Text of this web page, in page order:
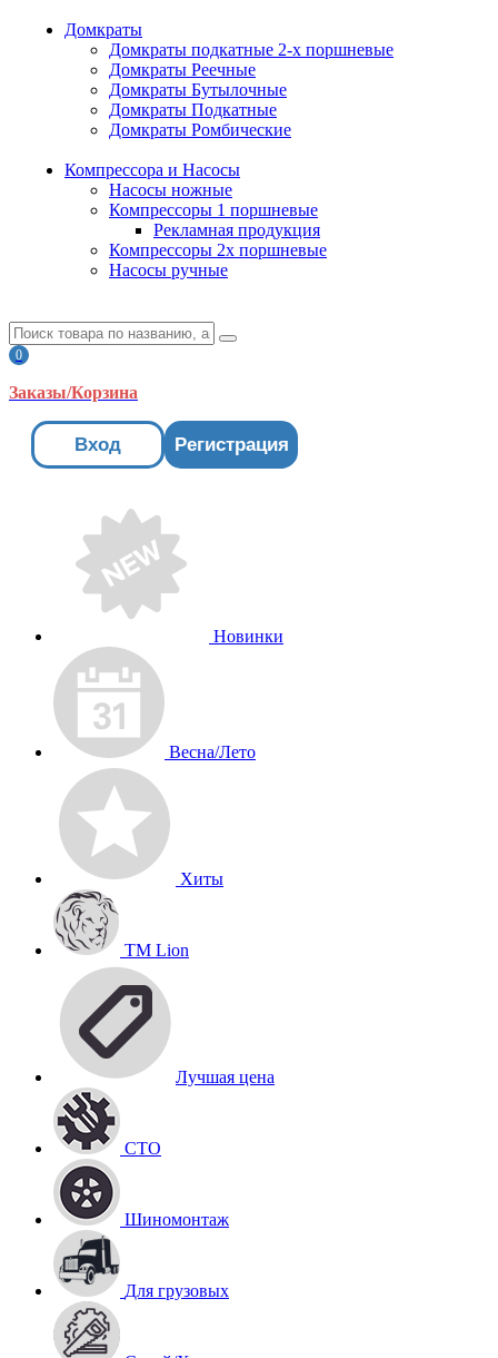
Домкраты
Домкраты подкатные 2-х поршневые
Домкраты Реечные
Домкраты Бутылочные
Домкраты Подкатные
Домкраты Ромбические
Компрессора и Насосы
Насосы ножные
Компрессоры 1 поршневые
Рекламная продукция
Компрессоры 2х поршневые
Насосы ручные
0
Заказы/Корзина
Вход Регистрация
Новинки
Весна/Лето
Хиты
TM Lion
Лучшая цена
СТО
Шиномонтаж
Для грузовых